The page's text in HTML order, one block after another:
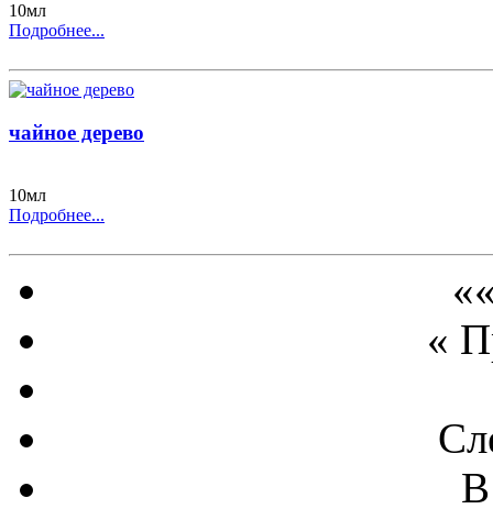
10мл
Подробнее...
чайное дерево
10мл
Подробнее...
«